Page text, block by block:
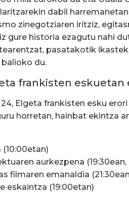
dabil
zinegotziaren iritziz,
gure historia ezagutu nahi
pasatakotik
du.
frankisten eskuetan
Elgeta frankisten esku
horretan, hainbat ekintza
aurkezpena (19:30ean,
filmaren emanaldia
eskaintza (19:00etan)